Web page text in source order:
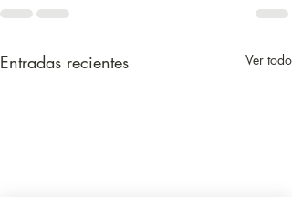
Entradas recientes Ver todo